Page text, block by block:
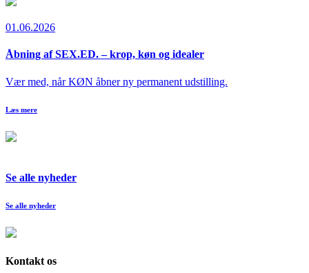
01.06.2026
Åbning af SEX.ED. – krop, køn og idealer
Vær med, når KØN åbner ny permanent udstilling.
Læs mere
Se alle nyheder
Se alle nyheder
Kontakt os